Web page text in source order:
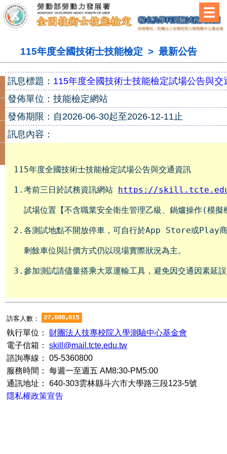
最新公告
報名專區
應檢人專區
115年度全國技術士技能檢定 > 最新公告
訊息標題： 115年度全國技術士技能檢定試場公告與交
發佈單位：技能檢定網站
發佈期限：自2026-06-30起至2026-12-11止
訊息內容：
1.考前三日於試務資訊網站 https://
訪客人數：
執行單位：
財團法人技專校院入學測驗中心基金會
電子信箱：
skill@mail.tcte.edu.tw
諮詢專線：
05-5360800
服務時間：
每週一至週五 AM8:30-PM5:00
通訊地址：
640-303雲林縣斗六市大學路三段123-5號
隱私權政策宣告